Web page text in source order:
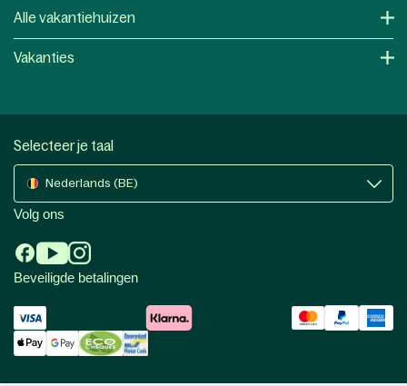
Alle vakantiehuizen
Vakanties
Selecteer je taal
Nederlands (BE)
Volg ons
Beveiligde betalingen